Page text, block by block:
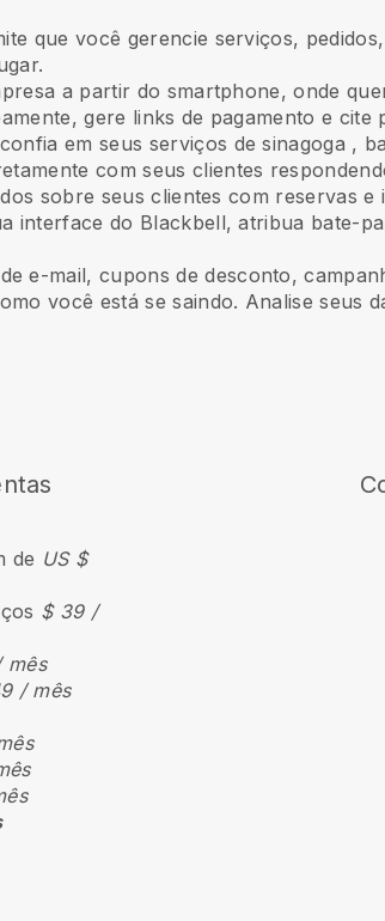
que você gerencie serviços,
a partir do smartphone, onde
gere links de pagamento e cite
em seus serviços de sinagoga ,
com seus clientes
sobre seus clientes com reservas
interface do Blackbell, atribua bate-
e-mail, cupons de desconto,
você está se saindo. Analise seus
de US $
$ 39 /
mês
/ mês